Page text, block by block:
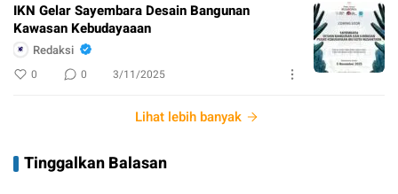
IKN Gelar Sayembara Desain Bangunan
Kawasan Kebudayaaan
Redaksi
0 0 3/11/2025
Lihat lebih banyak
Tinggalkan Balasan